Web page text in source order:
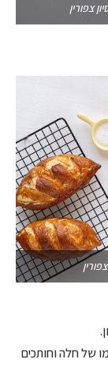
צפורין
של חלה וחותכים